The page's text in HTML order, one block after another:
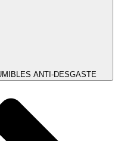
ANTI-DESGASTE